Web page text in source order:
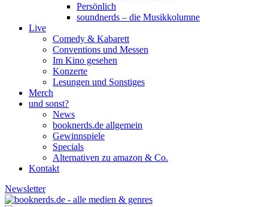
Persönlich
soundnerds – die Musikkolumne
Live
Comedy & Kabarett
Conventions und Messen
Im Kino gesehen
Konzerte
Lesungen und Sonstiges
Merch
und sonst?
News
booknerds.de allgemein
Gewinnspiele
Specials
Alternativen zu amazon & Co.
Kontakt
Newsletter